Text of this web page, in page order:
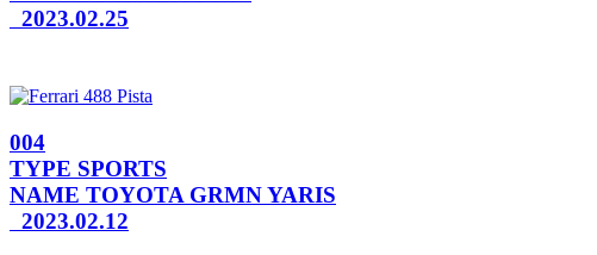
2023.02.25
004
TYPE SPORTS
NAME TOYOTA GRMN YARIS
2023.02.12